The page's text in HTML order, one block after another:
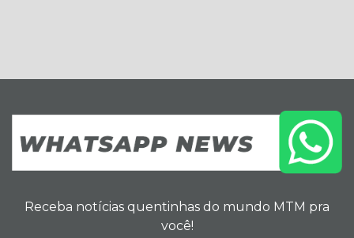
Receba notícias quentinhas do mundo MTM pra
você!